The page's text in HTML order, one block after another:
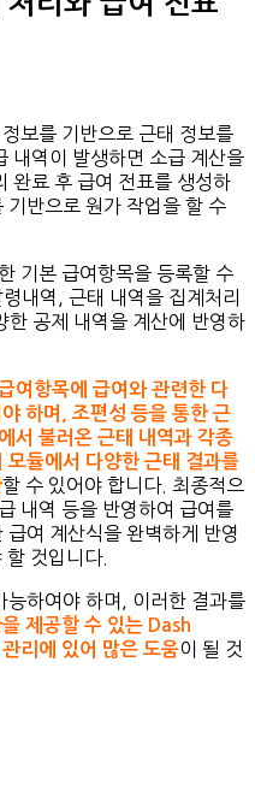
보를 기반으로 근태 정보를
내역이 발생하면 소급 계산을
완료 후 급여 전표를 생성하
기반으로 원가 작업을 할 수
기본 급여항목을 등록할 수
내역, 근태 내역을 집계처리
한 공제 내역을 계산에 반영하
여항목에 급여와 관련한 다
하며, 조편성 등을 통한 근
서 불러온 근태 내역과 각종
듈에서 다양한 근태 결과를
할 수 있어야 합니다. 최종적으
내역 등을 반영하여 급여를
여 계산식을 완벽하게 반영
것입니다.
능하여야 하며, 이러한 결과를
제공할 수 있는 Dash
리에 있어 많은 도움이 될 것